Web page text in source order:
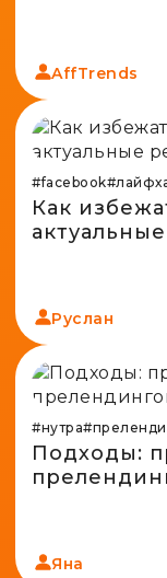
AffTrends
#facebook
Как
Руслан
#нутра
Подходы:
Яна